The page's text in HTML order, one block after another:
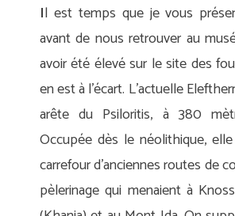
Il est temps que je vous
avant de nous retrouver au
avoir été élevé sur le site des
en est à l’écart. L’actuelle
arête du Psiloritis, à 380
Occupée dès le néolithique,
carrefour d’anciennes routes de
pèlerinage qui menaient à